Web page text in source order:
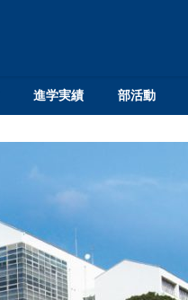
進学実績 部活動